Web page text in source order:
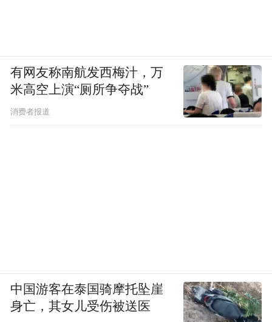
有网友称南航发西梅汁，万
米高空上演“厕所争夺战”
消费者报道
中国游客在泰国骑摩托坠崖
身亡，其女儿受伤被送医